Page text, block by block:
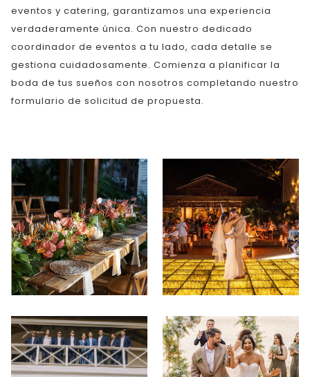
eventos y catering, garantizamos una experiencia
verdaderamente única. Con nuestro dedicado
coordinador de eventos a tu lado, cada detalle se
gestiona cuidadosamente. Comienza a planificar la
boda de tus sueños con nosotros completando nuestro
formulario de solicitud de propuesta.